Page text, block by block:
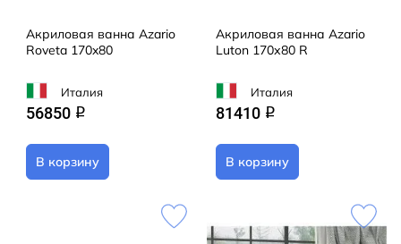
Акриловая ванна Azario
Roveta 170x80
Италия
56850 q
В корзину
Акриловая ванна Azario
Luton 170х80 R
Италия
81410 q
В корзину